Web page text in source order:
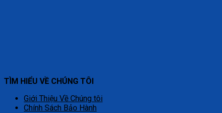
TÌM HIỂU VỀ CHÚNG TÔI
Giới Thiệu Về Chúng tôi
Chính Sách Bảo Hành